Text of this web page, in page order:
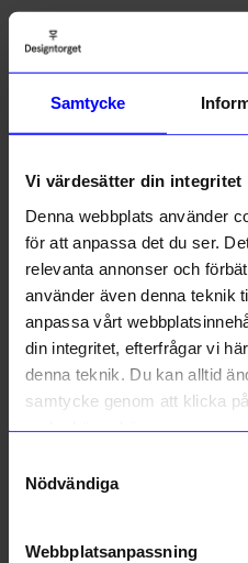
Samtycke
Vi värdesätter din integritet
Denna webbplats använder
för att anpassa det du ser.
relevanta annonser och
använder även denna teknik
anpassa vårt
din integritet, efterfrågar vi
denna teknik. Du kan alltid
samtycke genom att klicka
Nödvändiga
Webbplatsanpassning
Om tillverkaren
Liknande
10% rabatt på
ditt första köp
Anmäl dig till vårt nyhetsbrev och bli
först med att få nyheter, inspiration
första köp.